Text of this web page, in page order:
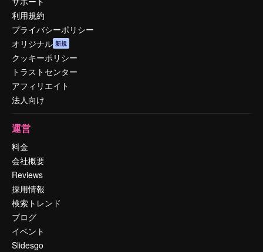
利用規約
プライバシーポリシー
オリジナル 新規
クッキーポリシー
トラストセンター
アフィリエイト
法人向け
運営
料金
会社概要
Reviews
採用情報
検索トレンド
ブログ
イベント
Slidesgo